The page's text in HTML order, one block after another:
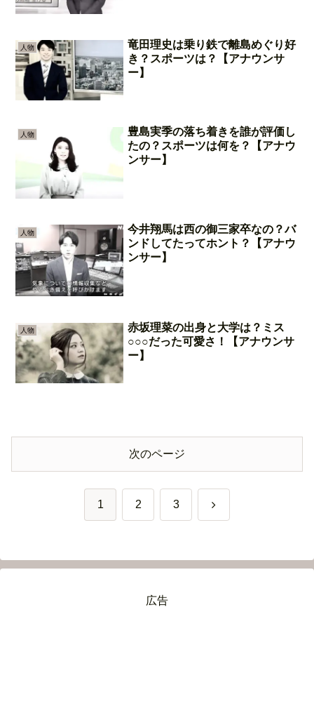
人物
竜田理史は乗り鉄で離島めぐり好
き？スポーツは？【アナウンサ
ー】
人物
豊島実季の落ち着きを誰が評価し
たの？スポーツは何を？【アナウ
ンサー】
人物
今井翔馬は西の御三家卒なの？バ
ンドしてたってホント？【アナウ
ンサー】
人物
赤坂理菜の出身と大学は？ミス
○○○だった可愛さ！【アナウンサ
ー】
次のページ
1 2 3 次
広告